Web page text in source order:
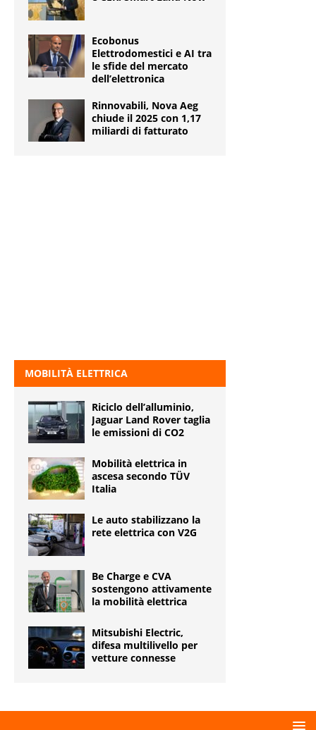
Ecobonus
Elettrodomestici e AI tra
le sfide del mercato
dell’elettronica
Rinnovabili, Nova Aeg
chiude il 2025 con 1,17
miliardi di fatturato
MOBILITÀ ELETTRICA
Riciclo dell’alluminio,
Jaguar Land Rover taglia
le emissioni di CO2
Mobilità elettrica in
ascesa secondo TÜV
Italia
Le auto stabilizzano la
rete elettrica con V2G
Be Charge e CVA
sostengono attivamente
la mobilità elettrica
Mitsubishi Electric,
difesa multilivello per
vetture connesse